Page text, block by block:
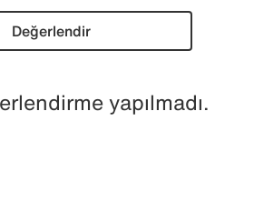
Değerlendir
yapılmadı.